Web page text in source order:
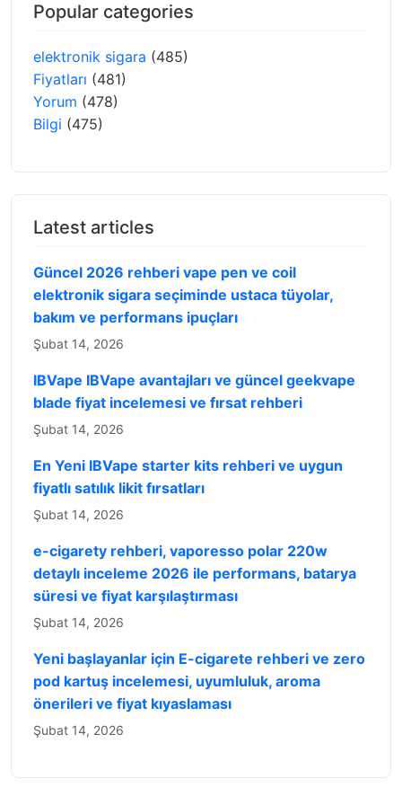
Popular categories
elektronik sigara (485)
Fiyatları (481)
Yorum (478)
Bilgi (475)
Latest articles
Güncel 2026 rehberi vape pen ve coil
elektronik sigara seçiminde ustaca tüyolar,
bakım ve performans ipuçları
Şubat 14, 2026
IBVape IBVape avantajları ve güncel geekvape
blade fiyat incelemesi ve fırsat rehberi
Şubat 14, 2026
En Yeni IBVape starter kits rehberi ve uygun
fiyatlı satılık likit fırsatları
Şubat 14, 2026
e-cigarety rehberi, vaporesso polar 220w
detaylı inceleme 2026 ile performans, batarya
süresi ve fiyat karşılaştırması
Şubat 14, 2026
Yeni başlayanlar için E-cigarete rehberi ve zero
pod kartuş incelemesi, uyumluluk, aroma
önerileri ve fiyat kıyaslaması
Şubat 14, 2026